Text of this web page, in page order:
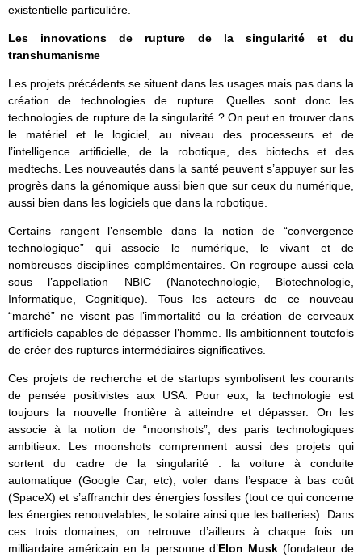
existentielle particulière.
Les innovations de rupture de la singularité et du
transhumanisme
Les projets précédents se situent dans les usages mais pas dans la
création de technologies de rupture. Quelles sont donc les
technologies de rupture de la singularité ? On peut en trouver dans
le matériel et le logiciel, au niveau des processeurs et de
l’intelligence artificielle, de la robotique, des biotechs et des
medtechs. Les nouveautés dans la santé peuvent s’appuyer sur les
progrès dans la génomique aussi bien que sur ceux du numérique,
aussi bien dans les logiciels que dans la robotique.
Certains rangent l’ensemble dans la notion de “convergence
technologique” qui associe le numérique, le vivant et de
nombreuses disciplines complémentaires. On regroupe aussi cela
sous l’appellation NBIC (Nanotechnologie, Biotechnologie,
Informatique, Cognitique). Tous les acteurs de ce nouveau
“marché” ne visent pas l’immortalité ou la création de cerveaux
artificiels capables de dépasser l’homme. Ils ambitionnent toutefois
de créer des ruptures intermédiaires significatives.
Ces projets de recherche et de startups symbolisent les courants
de pensée positivistes aux USA. Pour eux, la technologie est
toujours la nouvelle frontière à atteindre et dépasser. On les
associe à la notion de “moonshots”, des paris technologiques
ambitieux. Les moonshots comprennent aussi des projets qui
sortent du cadre de la singularité : la voiture à conduite
automatique (Google Car, etc), voler dans l’espace à bas coût
(SpaceX) et s’affranchir des énergies fossiles (tout ce qui concerne
les énergies renouvelables, le solaire ainsi que les batteries). Dans
ces trois domaines, on retrouve d’ailleurs à chaque fois un
milliardaire américain en la personne d’Elon Musk(fondateur de